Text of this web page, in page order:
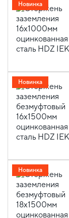
Новинка
Новинка
Новинка